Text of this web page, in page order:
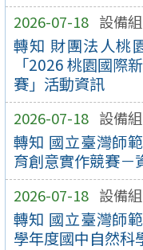
2026-07-18 設備組
轉知 財團法人桃
「2026 桃園國際
賽」活動資訊
2026-07-18 設備組
轉知 國立臺灣師
育創意實作競賽－
2026-07-18 設備組
轉知 國立臺灣師
學年度國中自然科